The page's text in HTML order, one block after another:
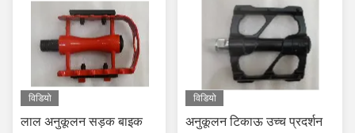
विडियो
लाल अनुकूलन सड़क बाइक
विडियो
अनुकूलन टिकाऊ उच्च प्रदर्शन